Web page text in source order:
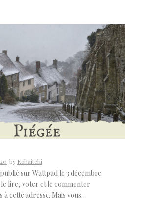
by Kobaitchi
sur Wattpad le 3 décembre
le lire, voter et le commenter
cette adresse. Mais vous…